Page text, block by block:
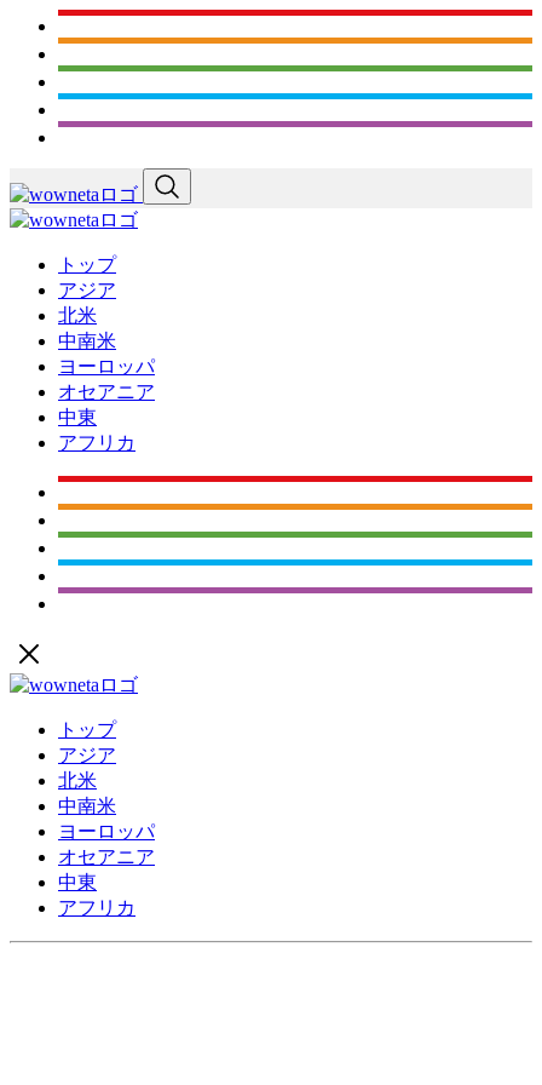
トップ
アジア
北米
中南米
ヨーロッパ
オセアニア
中東
アフリカ
トップ
アジア
北米
中南米
ヨーロッパ
オセアニア
中東
アフリカ